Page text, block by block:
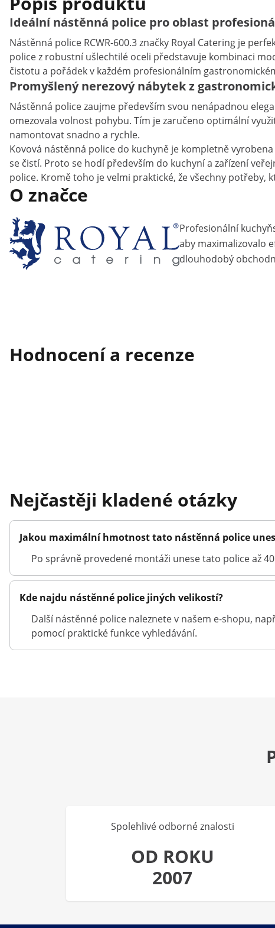
Ideální nástěnná police pro oblast
Nástěnná police RCWR-600.3 značky Royal Catering je
police z robustní ušlechtilé oceli představuje kombinaci
čistotu a pořádek v každém profesionálním
Promyšlený nerezový nábytek z
Nástěnná police zaujme především svou nenápadnou
omezovala volnost pohybu. Tím je zaručeno optimální
namontovat snadno a rychle.
Kovová nástěnná police do kuchyně je kompletně
se čistí. Proto se hodí především do kuchyní a zařízení
police. Kromě toho je velmi praktické, že všechny
O značce
Profesionální
aby maximalizovalo
dlouhodobý
Hodnocení a recenze
Nejčastěji kladené otázky
Jakou maximální hmotnost tato nástěnná police
Po správně provedené montáži unese tato police až
Kde najdu nástěnné police jiných velikostí?
Další nástěnné police naleznete v našem e-shopu,
pomocí praktické funkce vyhledávání.
Spolehlivé odborné znalosti
OD ROKU
2007